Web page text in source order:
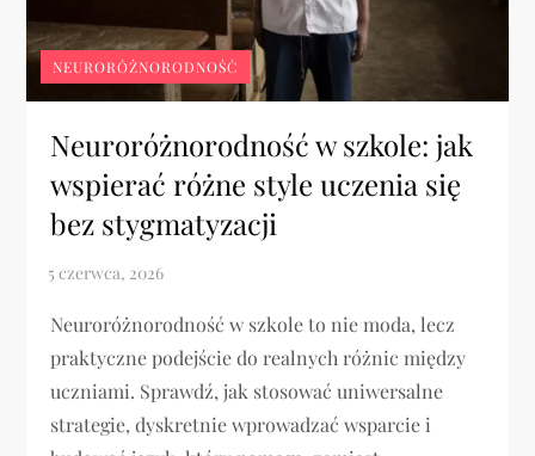
NEURORÓŻNORODNOŚĆ
Neuroróżnorodność w szkole: jak
wspierać różne style uczenia się
bez stygmatyzacji
Neuroróżnorodność w szkole to nie moda, lecz
praktyczne podejście do realnych różnic między
uczniami. Sprawdź, jak stosować uniwersalne
strategie, dyskretnie wprowadzać wsparcie i